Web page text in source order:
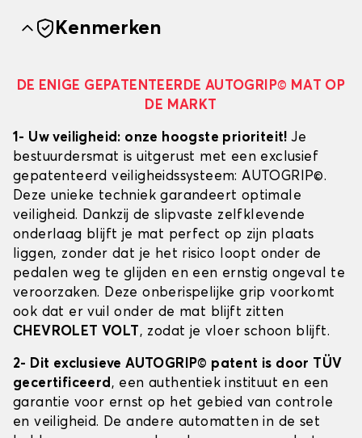
Kenmerken
DE ENIGE GEPATENTEERDE AUTOGRIP© MAT OP
DE MARKT
1- Uw veiligheid: onze hoogste prioriteit!Je
bestuurdersmat is uitgerust met een exclusief
gepatenteerd veiligheidssysteem: AUTOGRIP©.
Deze unieke techniek garandeert optimale
veiligheid. Dankzij de slipvaste zelfklevende
onderlaag blijft je mat perfect op zijn plaats
liggen, zonder dat je het risico loopt onder de
pedalen weg te glijden en een ernstig ongeval te
veroorzaken. Deze onberispelijke grip voorkomt
ook dat er vuil onder de mat blijft zitten
CHEVROLET VOLT , zodat je vloer schoon blijft.
2- Dit exclusieve AUTOGRIP© patent is door TÜV
gecertificeerd, een authentiek instituut en een
garantie voor ernst op het gebied van controle
en veiligheid. De andere automatten in de set